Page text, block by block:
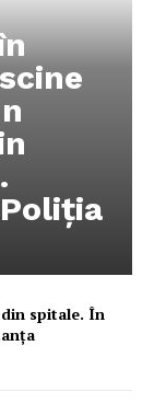
spitale. În